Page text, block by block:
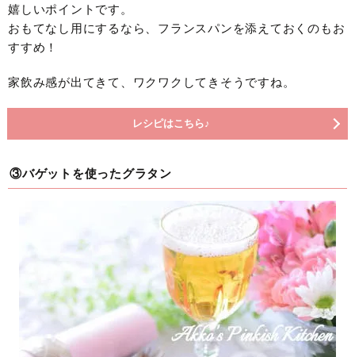
嬉しいポイントです。
おもてなし用にするなら、フランスパンを添えておくのもお
すすめ！
家飲み感が出てきて、ワクワクしてきそうですね。
レシピはこちら♪
③バゲットを使ったグラタン